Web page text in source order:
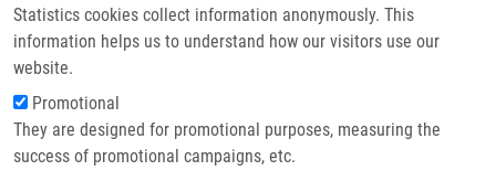
Statistics cookies collect information anonymously. This
information helps us to understand how our visitors use our
website.
Promotional
They are designed for promotional purposes, measuring the
success of promotional campaigns, etc.
Drobečková navigace
Domů Umlaufová Eva
Umlaufová Eva